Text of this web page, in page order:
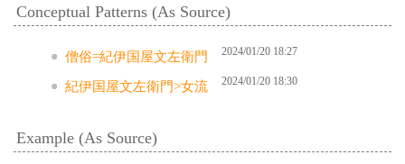
Conceptual Patterns (As Source)
僧俗=紀伊国屋文左衛門 2024/01/20 18:27
紀伊国屋文左衛門>女流 2024/01/20 18:30
Example (As Source)